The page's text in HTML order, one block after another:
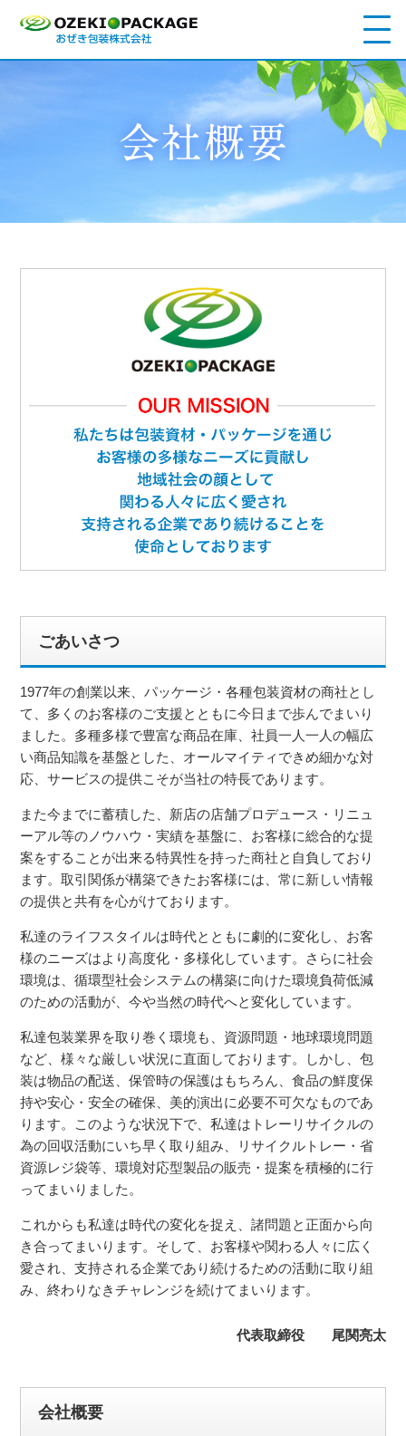
ごあいさつ
1977年の創業以来、パッケージ・各種包装資材の商社とし
て、多くのお客様のご支援とともに今日まで歩んでまいり
ました。多種多様で豊富な商品在庫、社員一人一人の幅広
い商品知識を基盤とした、オールマイティできめ細かな対
応、サービスの提供こそが当社の特長であります。
また今までに蓄積した、新店の店舗プロデュース・リニュ
ーアル等のノウハウ・実績を基盤に、お客様に総合的な提
案をすることが出来る特異性を持った商社と自負しており
ます。取引関係が構築できたお客様には、常に新しい情報
の提供と共有を心がけております。
私達のライフスタイルは時代とともに劇的に変化し、お客
様のニーズはより高度化・多様化しています。さらに社会
環境は、循環型社会システムの構築に向けた環境負荷低減
のための活動が、今や当然の時代へと変化しています。
私達包装業界を取り巻く環境も、資源問題・地球環境問題
など、様々な厳しい状況に直面しております。しかし、包
装は物品の配送、保管時の保護はもちろん、食品の鮮度保
持や安心・安全の確保、美的演出に必要不可欠なものであ
ります。このような状況下で、私達はトレーリサイクルの
為の回収活動にいち早く取り組み、リサイクルトレー・省
資源レジ袋等、環境対応型製品の販売・提案を積極的に行
ってまいりました。
これからも私達は時代の変化を捉え、諸問題と正面から向
き合ってまいります。そして、お客様や関わる人々に広く
愛され、支持される企業であり続けるための活動に取り組
み、終わりなきチャレンジを続けてまいります。
代表取締役 尾関亮太
会社概要